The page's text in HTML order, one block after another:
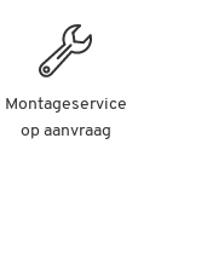
Montageservice
op aanvraag